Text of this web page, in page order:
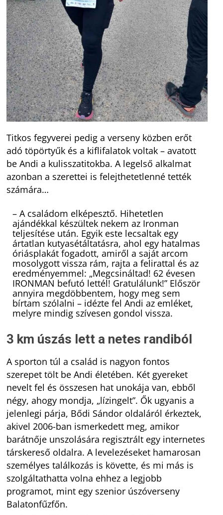
Titkos fegyverei pedig a verseny közben erőt
adó töpörtyűk és a kiflifalatok voltak – avatott
be Andi a kulisszatitokba. A legelső alkalmat
azonban a szerettei is felejthetetlenné tették
számára…
– A családom elképesztő. Hihetetlen
ajándékkal készültek nekem az Ironman
teljesítése után. Egyik este lecsaltak egy
ártatlan kutyasétáltatásra, ahol egy hatalmas
óriásplakát fogadott, amiről a saját arcom
mosolygott vissza rám, rajta a felirattal és az
eredményemmel: „Megcsináltad! 62 évesen
IRONMAN befutó lettél! Gratulálunk!” Először
annyira megdöbbentem, hogy meg sem
bírtam szólalni – idézte fel Andi az emléket,
melyre mindig szívesen gondol vissza.
3 km úszás lett a netes randiból
A sporton túl a család is nagyon fontos
szerepet tölt be Andi életében. Két gyereket
nevelt fel és összesen hat unokája van, ebből
négy, ahogy mondja, „lízingelt”. Ők ugyanis a
jelenlegi párja, Bődi Sándor oldaláról érkeztek,
akivel 2006-ban ismerkedett meg, amikor
barátnője unszolására regisztrált egy internetes
társkereső oldalra. A levelezéseket hamarosan
személyes találkozás is követte, és mi más is
szolgáltathatta volna ehhez a legjobb
programot, mint egy szenior úszóverseny
Balatonfűzfőn.